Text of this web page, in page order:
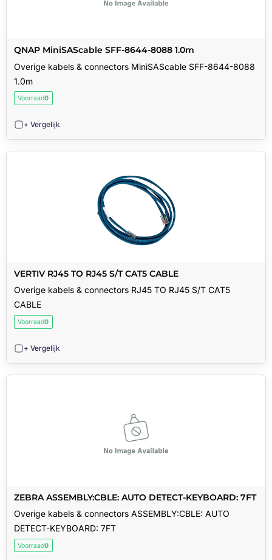
QNAP MiniSAScable SFF-8644-8088 1.0m
Overige kabels & connectors MiniSAScable SFF-8644-8088
1.0m
Voorraad0
+ Vergelijk
VERTIV RJ45 TO RJ45 S/T CAT5 CABLE
Overige kabels & connectors RJ45 TO RJ45 S/T CAT5
CABLE
Voorraad0
+ Vergelijk
ZEBRA ASSEMBLY:CBLE: AUTO DETECT-KEYBOARD: 7FT
Overige kabels & connectors ASSEMBLY:CBLE: AUTO
DETECT-KEYBOARD: 7FT
Voorraad0